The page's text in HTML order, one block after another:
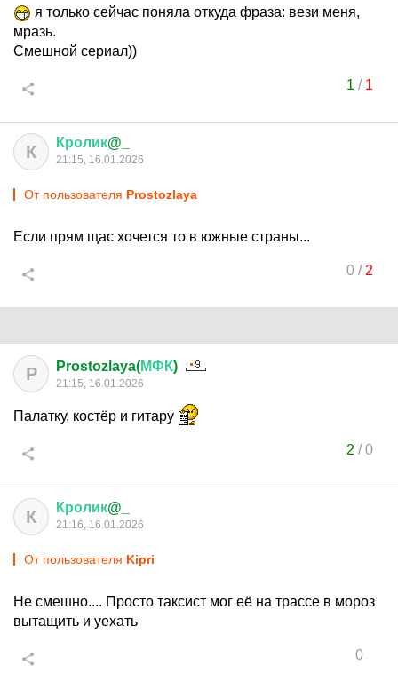
я только сейчас поняла откуда фраза: вези меня,
мразь.
Смешной сериал))
1 / 1
К Кролик@_
21:15, 16.01.2026
От пользователя Prostozlaya
Если прям щас хочется то в южные страны...
0/ 2
P Prostozlaya(МФК)
21:15, 16.01.2026
Палатку, костёр и гитару
2 /0
К Кролик@_
21:16, 16.01.2026
От пользователя Kipri
Не смешно.... Просто таксист мог её на трассе в мороз
вытащить и уехать
0